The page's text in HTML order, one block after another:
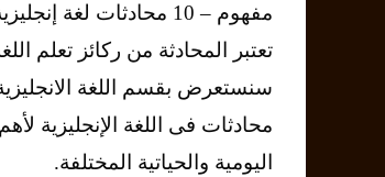
مفهوم – 10 محادثات
تعتبر المحادثة من ركائز تعلم
سنستعرض بقسم اللغة
محادثات فى اللغة الإنجليزية
اليومية والحياتية المختلفة.